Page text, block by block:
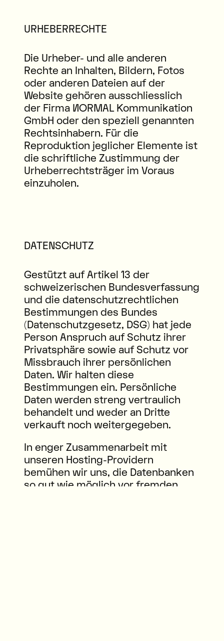
URHEBERRECHTE
Die Urheber- und alle anderen
Rechte an Inhalten, Bildern, Fotos
oder anderen Dateien auf der
Website gehören ausschliesslich
der Firma NORMAL Kommunikation
GmbH oder den speziell genannten
Rechtsinhabern. Für die
Reproduktion jeglicher Elemente ist
die schriftliche Zustimmung der
Urheberrechtsträger im Voraus
einzuholen.
DATENSCHUTZ
Gestützt auf Artikel 13 der
schweizerischen Bundesverfassung
und die datenschutzrechtlichen
Bestimmungen des Bundes
(Datenschutzgesetz, DSG) hat jede
Person Anspruch auf Schutz ihrer
Privatsphäre sowie auf Schutz vor
Missbrauch ihrer persönlichen
Daten. Wir halten diese
Bestimmungen ein. Persönliche
Daten werden streng vertraulich
behandelt und weder an Dritte
verkauft noch weitergegeben.
In enger Zusammenarbeit mit
unseren Hosting-Providern
bemühen wir uns, die Datenbanken
so gut wie möglich vor fremden